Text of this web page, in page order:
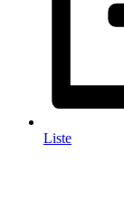
Liste